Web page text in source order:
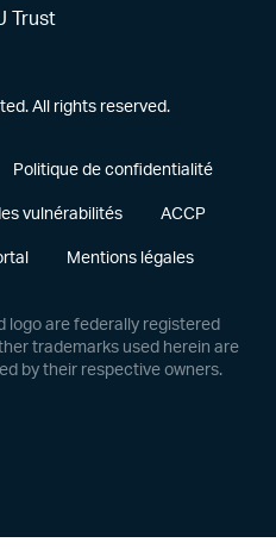
All rights reserved.
Politique de confidentialité
vulnérabilités ACCP
Mentions légales
logo are federally registered
trademarks used herein are
by their respective owners.